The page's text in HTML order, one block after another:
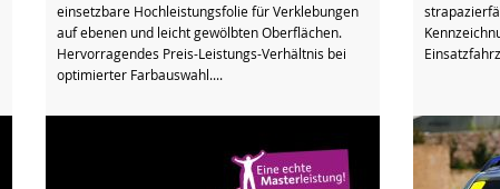
einsetzbare Hochleistungsfolie für Verklebungen
auf ebenen und leicht gewölbten Oberflächen.
Hervorragendes Preis-Leistungs-Verhältnis bei
optimierter Farbauswahl....